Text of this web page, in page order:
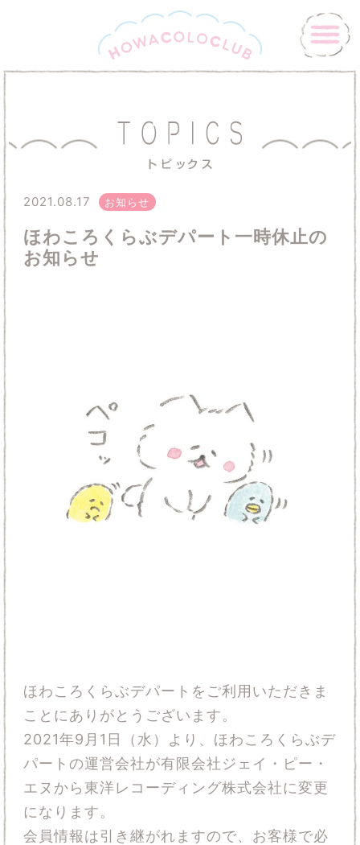
2021.08.17 お知らせ
ほわころくらぶデパート一時休止の
お知らせ
ほわころくらぶデパートをご利用いただきま
ことにありがとうございます。
2021年9月1日（水）より、ほわころくらぶデ
パートの運営会社が有限会社ジェイ・ピー・
エヌから東洋レコーディング株式会社に変更
になります。
会員情報は引き継がれますので、お客様で必